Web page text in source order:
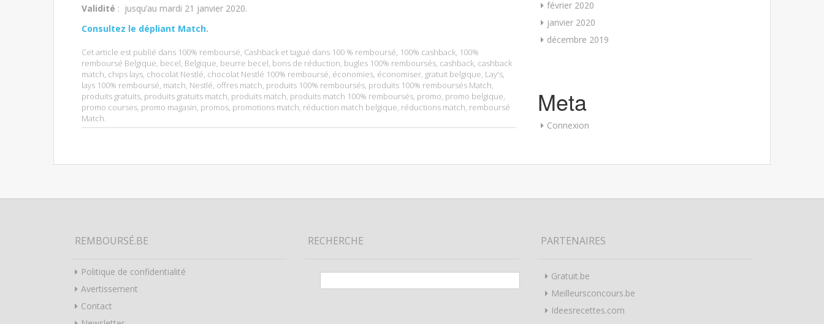
Validité : jusqu’au mardi 21 janvier 2020.
Consultez le dépliant Match.
Cet article est publié dans 100% remboursé, Cashback et tagué dans 100 % remboursé, 100% cashback, 100%
remboursé Belgique, becel, Belgique, beurre becel, bons de réduction, bugles 100% remboursés, cashback, cashback
match, chips lays, chocolat Nestlé, chocolat Nestlé 100% remboursé, économies, économiser, gratuit belgique, Lay's,
lays 100% remboursé, match, Nestlé, offres match, produits 100% remboursés, produits 100% remboursés Match,
produits gratuits, produits gratuits match, produits match, produits match 100% remboursés, promo, promo belgique,
promo courses, promo magasin, promos, promotions match, réduction match belgique, réductions match, remboursé
Match.
février 2020
janvier 2020
décembre 2019
Meta
Connexion
REMBOURSÉ.BE
Politique de confidentialité
Avertissement
Contact
RECHERCHE PARTENAIRES
Gratuit.be
Meilleursconcours.be
Ideesrecettes.com